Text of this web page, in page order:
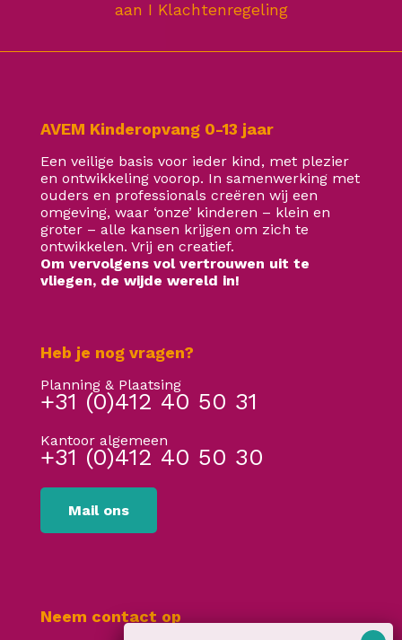
aan I Klachtenregeling
AVEM Kinderopvang 0-13 jaar
Een veilige basis voor ieder kind, met plezier
en ontwikkeling voorop. In samenwerking met
ouders en professionals creëren wij een
omgeving, waar ‘onze’ kinderen – klein en
groter – alle kansen krijgen om zich te
ontwikkelen. Vrij en creatief.
Om vervolgens vol vertrouwen uit te
vliegen, de wijde wereld in!
Heb je nog vragen?
Planning & Plaatsing
+31 (0)412 40 50 31
Kantoor algemeen
+31 (0)412 40 50 30
Mail ons
Neem contact op